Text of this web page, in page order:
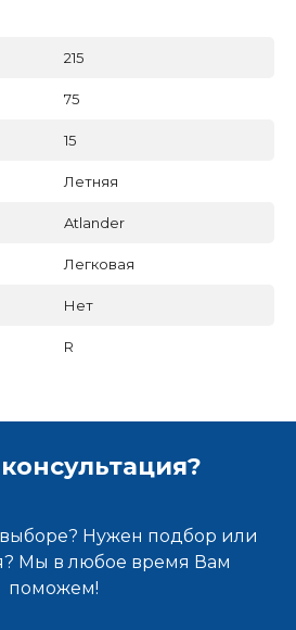
215
75
15
Летняя
Atlander
Легковая
Нет
R
Нужен подбор или
Мы в любое время Вам
поможем!